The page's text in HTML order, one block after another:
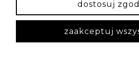
dostosuj
zaakceptuj